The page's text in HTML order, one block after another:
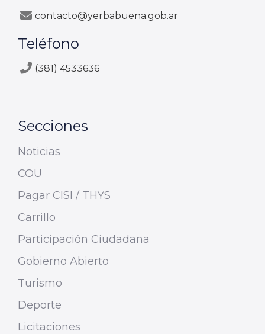
contacto@yerbabuena.gob.ar
Teléfono
(381) 4533636
Secciones
Noticias
COU
Pagar CISI / THYS
Carrillo
Participación Ciudadana
Gobierno Abierto
Turismo
Deporte
Licitaciones